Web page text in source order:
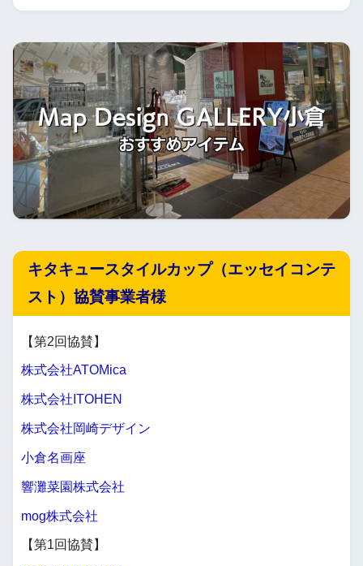
キタキュースタイルカップ（エッセイコンテ
スト）協賛事業者様
【第2回協賛】
株式会社ATOMica
株式会社ITOHEN
株式会社岡崎デザイン
小倉名画座
響灘菜園株式会社
mog株式会社
【第1回協賛】